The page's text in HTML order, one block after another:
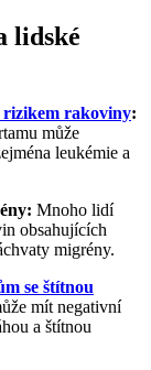
lidské
rizikem rakoviny:
může
leukémie a
Mnoho lidí
obsahujících
migrény.
se štítnou
mít negativní
a štítnou